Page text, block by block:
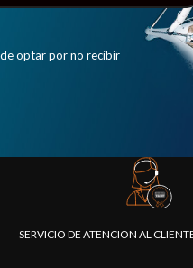
optar por no recibir
SERVICIO DE ATENCION AL